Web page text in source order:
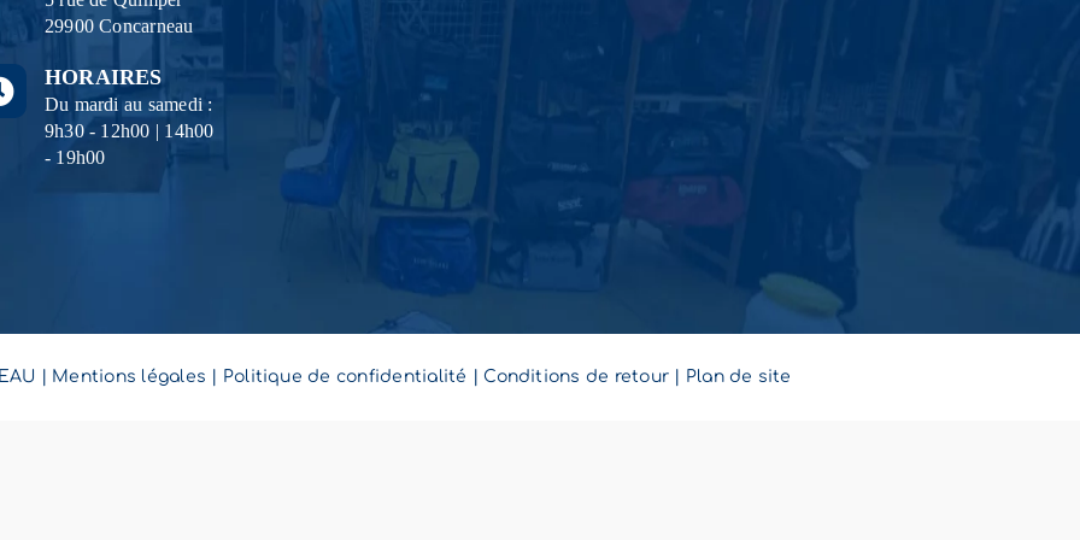
29900 Concarneau
HORAIRES
Du mardi au samedi :
9h30 - 12h00 | 14h00
- 19h00
| Mentions légales | Politique de confidentialité | Conditions de retour | Plan de site